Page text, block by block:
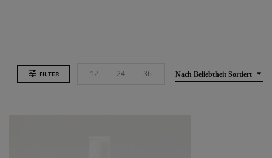
FILTER Nach Beliebtheit Sortiert
12 24 36